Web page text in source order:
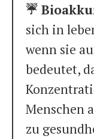
☔️
sich in
wenn sie
bedeutet,
Menschen
zu